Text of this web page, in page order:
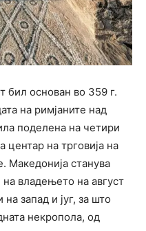
бил основан во 359 г.
на римјаните над
поделена на четири
центар на трговија на
Македонија станува
владењето на август
запад и југ, за што
некропола, од